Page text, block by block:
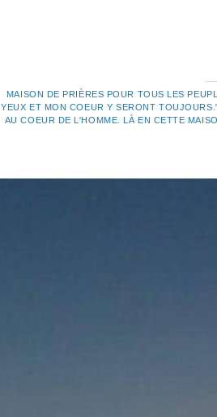
MAISON DE PRIÈRES POUR TOUS LES
YEUX ET MON COEUR Y SERONT
AU COEUR DE L'HOMME. LÀ EN CETTE